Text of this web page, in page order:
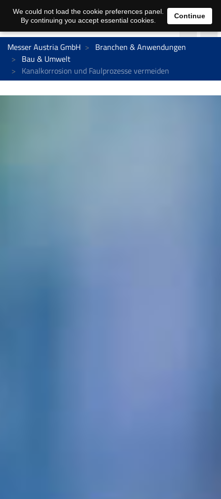
Messer Austria GmbH
Branchen & Anwendungen
Bau & Umwelt
Kanalkorrosion und Faulprozesse vermeiden
We could not load the cookie preferences panel.
By continuing you accept essential cookies.
Continue